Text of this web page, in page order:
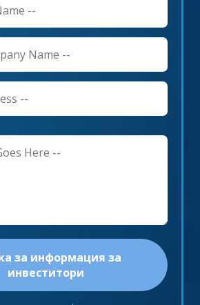
за информация за
инвеститори